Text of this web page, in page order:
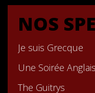
NOS
Je suis Grecque
Une Soirée
The Guitrys